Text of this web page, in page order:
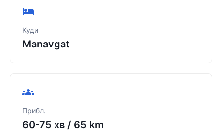
Куди
Manavgat
Прибл.
60-75 хв / 65 km